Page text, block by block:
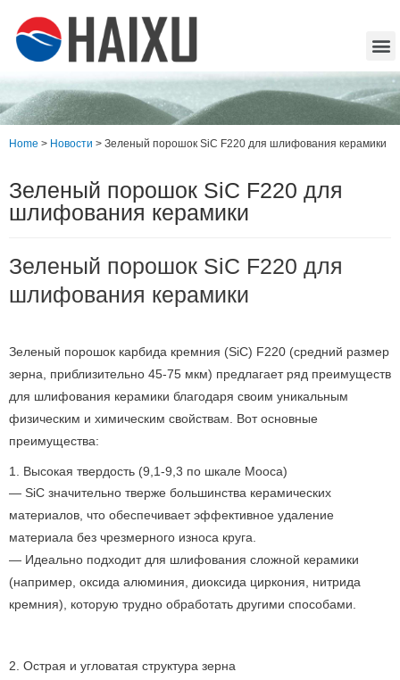
Home > Новости > Зеленый порошок SiC F220 для шлифования керамики
Зеленый порошок SiC F220 для
шлифования керамики
Зеленый порошок SiC F220 для
шлифования керамики
Зеленый порошок карбида кремния (SiC) F220 (средний размер
зерна, приблизительно 45-75 мкм) предлагает ряд преимуществ
для шлифования керамики благодаря своим уникальным
физическим и химическим свойствам. Вот основные
преимущества:
1. Высокая твердость (9,1-9,3 по шкале Мооса)
— SiC значительно тверже большинства керамических
материалов, что обеспечивает эффективное удаление
материала без чрезмерного износа круга.
— Идеально подходит для шлифования сложной керамики
(например, оксида алюминия, диоксида циркония, нитрида
кремния), которую трудно обработать другими способами.
2. Острая и угловатая структура зерна